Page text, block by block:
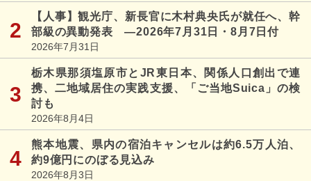
【人事】観光庁、新長官に木村典央氏が就任へ、幹
部級の異動発表 ―2026年7月31日・8月7日付
2026年7月31日
栃木県那須塩原市とJR東日本、関係人口創出で連
携、二地域居住の実践支援、「ご当地Suica」の検
討も
2026年8月4日
熊本地震、県内の宿泊キャンセルは約6.5万人泊、
約9億円にのぼる見込み
2026年8月3日